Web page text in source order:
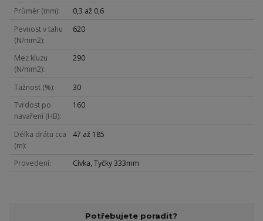
Průměr (mm)
0,3 až 0,6
Pevnost v tahu
(N/mm2)
620
Mez kluzu
(N/mm2)
290
Tažnost (%)
30
Tvrdost po
navaření (HB)
160
Délka drátu cca
(m)
47 až 185
Provedení Cívka, Tyčky 333mm
Potřebujete poradit?